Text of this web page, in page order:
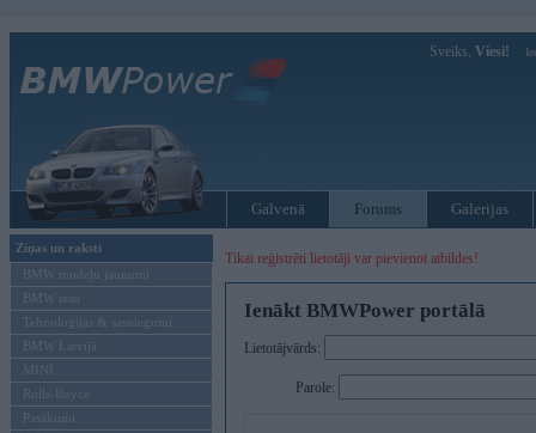
Sveiks, Viesi!
Galvenā Forums Galerijas
Ziņas un raksti
BMW modeļu jaunumi
BMW testi
Tehnoloģijas & sasniegumi
BMW Latvijā
MINI
Rolls-Royce
Pasākumi
Tikai reģistrēti lietotāji var pievienot atbildes!
Ienākt BMWPower portālā
Lietotājvārds:
Parole: